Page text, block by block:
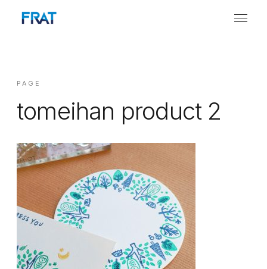
PAGE
tomeihan product 2